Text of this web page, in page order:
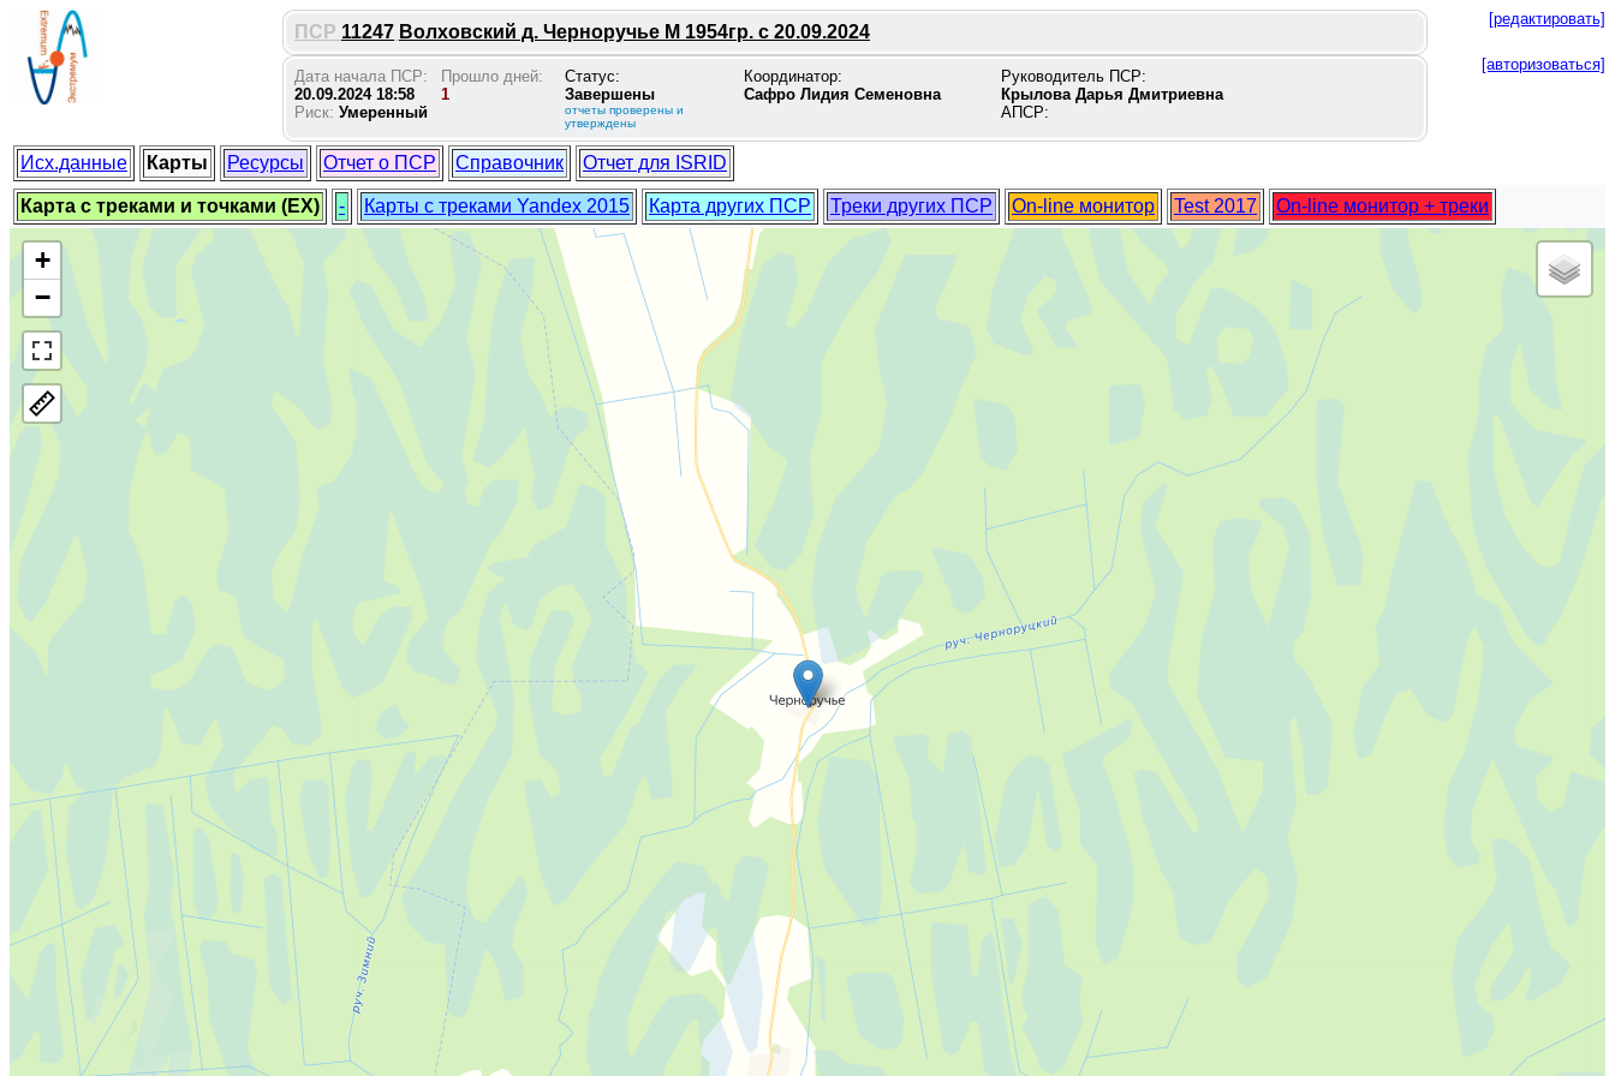
ПСР 11247 Волховский д. Черноручье М 1954гр. с 20.09.2024
[редактировать]
Дата начала ПСР:
20.09.2024 18:58
Риск: Умеренный
Прошло дней:
1
Статус:
Завершены
отчеты проверены и
утверждены
Координатор:
Сафро Лидия Семеновна
Руководитель ПСР:
Крылова Дарья Дмитриевна
АПСР:
[авторизоваться]
Исх.данные Карты Ресурсы Отчет о ПСР Справочник Отчет для ISRID
Карта с треками и точками (EX) - Карты с треками Yandex 2015 Карта других ПСР Треки других ПСР On-line монитор Test 2017 On-line монитор + треки
+
−